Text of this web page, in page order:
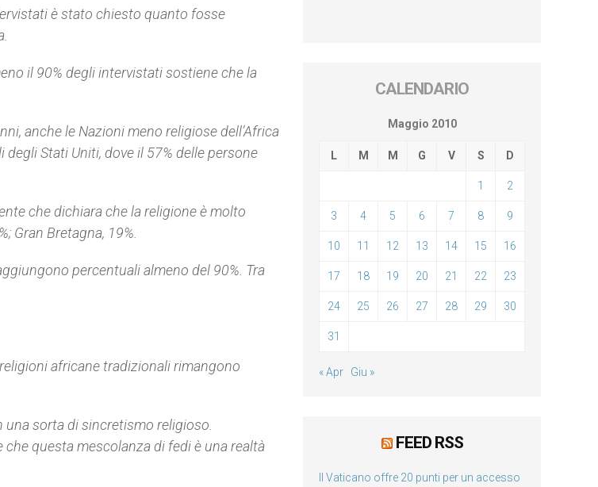
è stato chiesto quanto fosse
il 90% degli intervistati sostiene che la
anche le Nazioni meno religiose dell’Africa
Stati Uniti, dove il 57% delle persone
che dichiara che la religione è molto
Gran Bretagna, 19%.
percentuali almeno del 90%. Tra
africane tradizionali rimangono
una sorta di sincretismo religioso.
questa mescolanza di fedi è una realtà
CALENDARIO
Maggio 2010
L M M G V S D
1 2
3 4 5 6 7 8 9
10 11 12 13 14 15 16
17 18 19 20 21 22 23
24 25 26 27 28 29 30
31
« Apr Giu »
FEED RSS
Il Vaticano offre 20 punti per un accesso